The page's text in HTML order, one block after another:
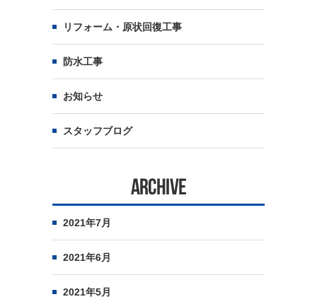
リフォーム・原状回復工事
防水工事
お知らせ
スタッフブログ
ARCHIVE
2021年7月
2021年6月
2021年5月